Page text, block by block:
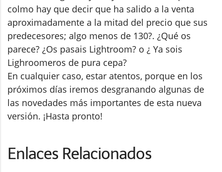
colmo hay que decir que ha salido a la venta
aproximadamente a la mitad del precio que sus
predecesores; algo menos de 130?. ¿Qué os
parece? ¿Os pasais Lightroom? o ¿ Ya sois
Lighroomeros de pura cepa?
En cualquier caso, estar atentos, porque en los
próximos días iremos desgranando algunas de
las novedades más importantes de esta nueva
versión. ¡Hasta pronto!
Enlaces Relacionados